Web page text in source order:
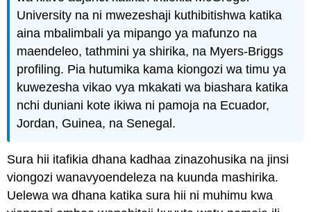
University na ni mwezeshaji kuthibitishwa katika
aina mbalimbali ya mipango ya mafunzo na
maendeleo, tathmini ya shirika, na Myers-Briggs
profiling. Pia hutumika kama kiongozi wa timu ya
kuwezesha vikao vya mkakati wa biashara katika
nchi duniani kote ikiwa ni pamoja na Ecuador,
Jordan, Guinea, na Senegal.
Sura hii itafikia dhana kadhaa zinazohusika na jinsi
viongozi wanavyoendeleza na kuunda mashirika.
Uelewa wa dhana katika sura hii ni muhimu kwa